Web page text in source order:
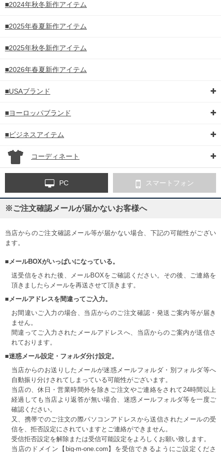
■2024年秋冬新作アイテム
■2025年春夏新作アイテム
■2025年秋冬新作アイテム
■2026年春夏新作アイテム
■USAブランド
■ヨーロッパブランド
■ビジネスアイテム
コーディネート
PC スマートフォン
※ご注文確認メールが届かないお客様へ
当店からのご注文確認メール等が届かない場合、下記の可能性がござい
ます。
■メールBOXがいっぱいになっている。
送受信をされた後、メールBOXをご確認ください。その後、ご連絡を
頂きましたらメールを再送させて頂きます。
■メールアドレスを間違ってご入力。
お間違いご入力の場合、当店からのご注文確認・発送ご案内等が届き
ません。
間違ってご入力されたメールアドレスへ、当店からのご案内が送信さ
れております。
■迷惑メール設定・フォルダ分け設定。
当店からのお送りしたメールが迷惑メールフォルダ・別フォルダ等へ
自動振り分けされてしまっている可能性がございます。
当店の、休日・営業時間外を除きご注文やご連絡をされて24時間以上
経過しても当店より返答が無い場合、迷惑メールフォルダ等を一度ご
確認ください。
又、携帯でのご注文の際パソコンアドレスから送信されたメールの受
信を、拒否設定にされていますとご連絡ができません。
受信拒否設定を解除または受信可能設定をよろしくお願い致します。
当店のドメイン【big-m-one.com】を受信できるようにご設定くださ